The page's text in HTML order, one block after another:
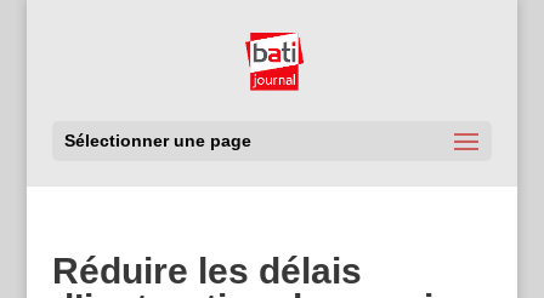
Sélectionner une page
Réduire les délais